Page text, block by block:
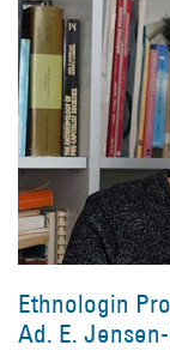
Ethnologin
Ad. E.